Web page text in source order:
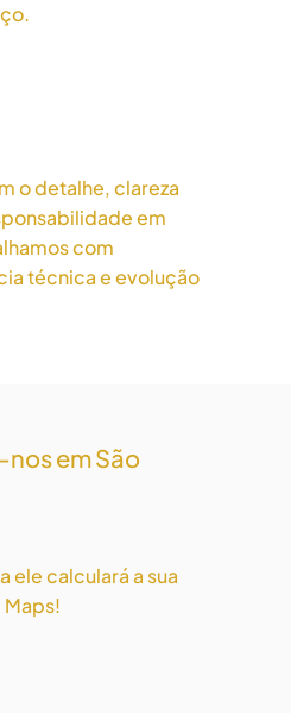
o detalhe, clareza
em
com
técnica e evolução
em São
ele calculará a sua